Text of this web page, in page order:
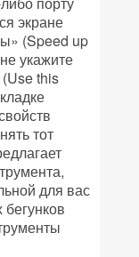
экране
(Speed up
укажите
(Use this
тот
для вас